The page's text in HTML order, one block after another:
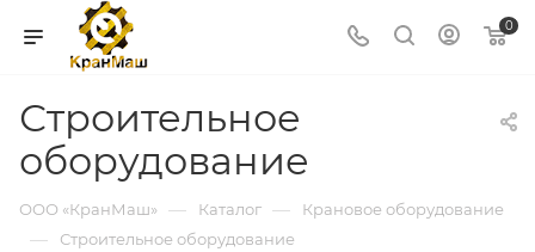
0
Строительное
оборудование
ООО «КранМаш» — Каталог — Крановое оборудование
— Строительное оборудование